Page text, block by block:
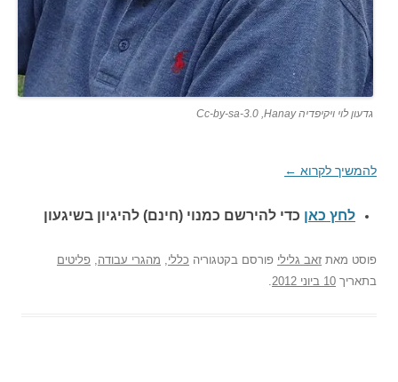
גדעון לוי ויקיפדיה Hanay‏, Cc-by-sa-3.0
להמשיך לקרוא ←
לחץ כאן כדי להירשם כמנוי (חינם) להיגיון בשיגעון
פוסט מאת זאב גלילי פורסם בקטגוריה כללי מהגרי עבודה פליטים
בתאריך 10 ביוני 2012